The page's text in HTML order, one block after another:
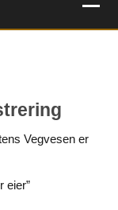
Vegvesen er
eier”